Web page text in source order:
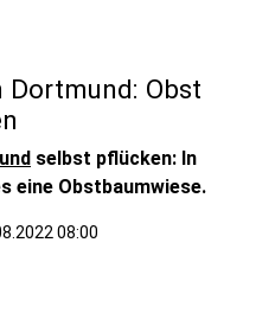
Dortmund: Obst
selbst pflücken: In
eine Obstbaumwiese.
08:00